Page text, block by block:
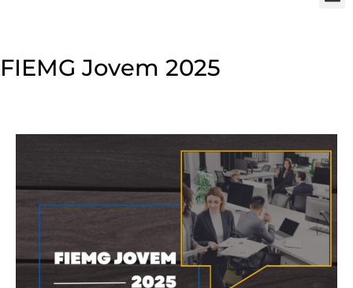
FIEMG Jovem 2025